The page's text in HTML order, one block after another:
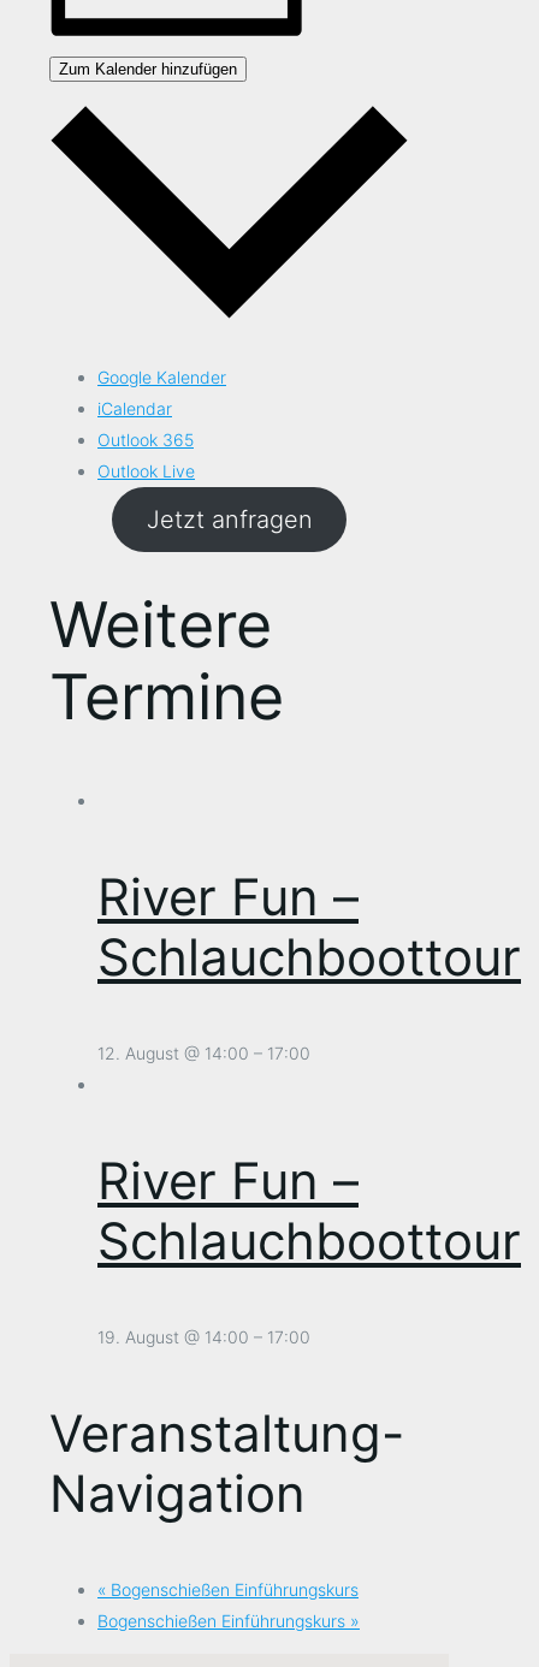
Zum Kalender hinzufügen
Google Kalender
iCalendar
Outlook 365
Outlook Live
Jetzt anfragen
Weitere
Termine
River Fun –
Schlauchboottour
12. August @ 14:00 – 17:00
River Fun –
Schlauchboottour
19. August @ 14:00 – 17:00
Veranstaltung-
Navigation
« Bogenschießen Einführungskurs
Bogenschießen Einführungskurs »